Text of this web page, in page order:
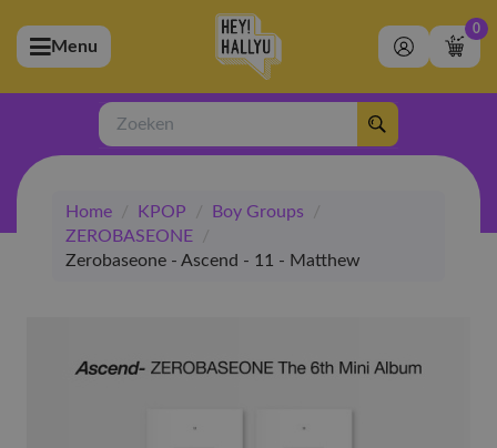
(Artiesten)
(Merchandise)
(Exclusive)
(Winkel)
Menu
0
Zoeken
Home / KPOP / Boy Groups
/
ZEROBASEONE
/
Zerobaseone - Ascend - 11 - Matthew